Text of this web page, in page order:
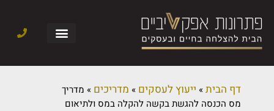
דף הבית» ייעוץ לעסקים » מדריכים » מדריך
מס הכנסה להגשת בקשה להקלה במס ולתיאום